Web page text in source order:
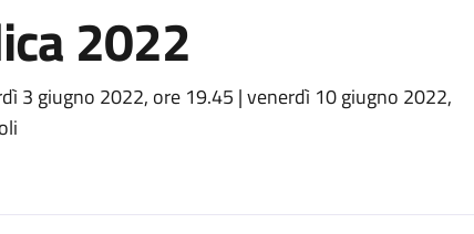
2022
3 giugno 2022, ore 19.45 | venerdì 10 giugno 2022,